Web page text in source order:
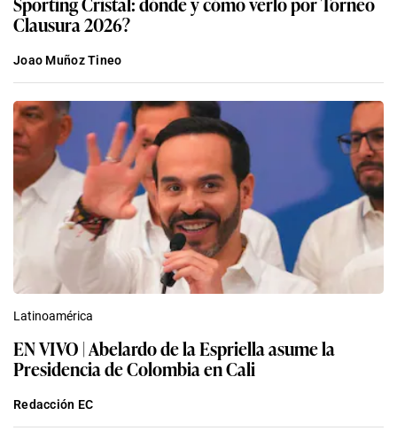
Clausura 2026?
Joao Muñoz Tineo
Latinoamérica
EN VIVO | Abelardo de la Espriella asume la
Presidencia de Colombia en Cali
Redacción EC